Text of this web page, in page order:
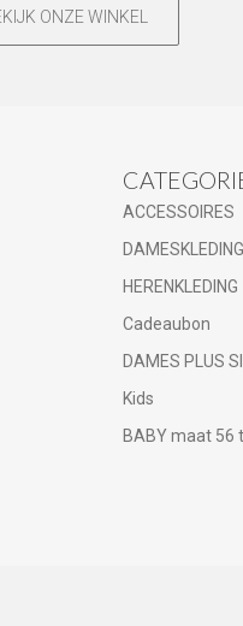
ONZE WINKEL
ACCESSOIRES
DAMESKLEDING
HERENKLEDING
Cadeaubon
DAMES PLUS
Kids
BABY maat 56